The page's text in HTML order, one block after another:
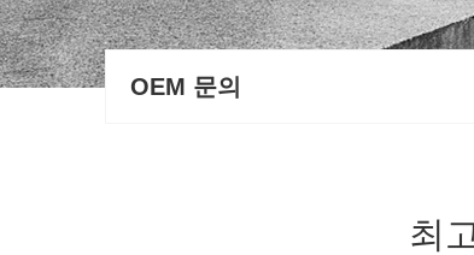
OEM 문의
최